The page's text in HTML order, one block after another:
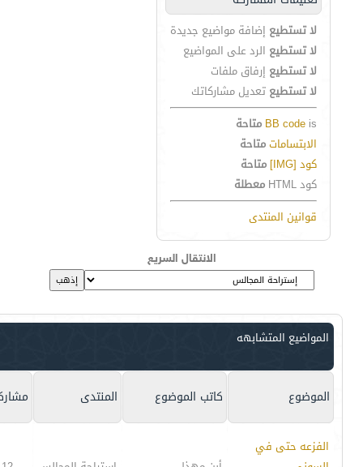
لا تستطيع إضافة مواضيع جديدة
لا تستطيع الرد على المواضيع
لا تستطيع إرفاق ملفات
لا تستطيع تعديل مشاركاتك
BB code is
متاحة
الابتساماتمتاحة
كود [IMG]
متاحة
كود HTML
معطلة
قوانين المنتدى
الانتقال السريع
المواضيع المتشابهه
الموضوع كاتب الموضوع المنتدى
الفزعه حتى في